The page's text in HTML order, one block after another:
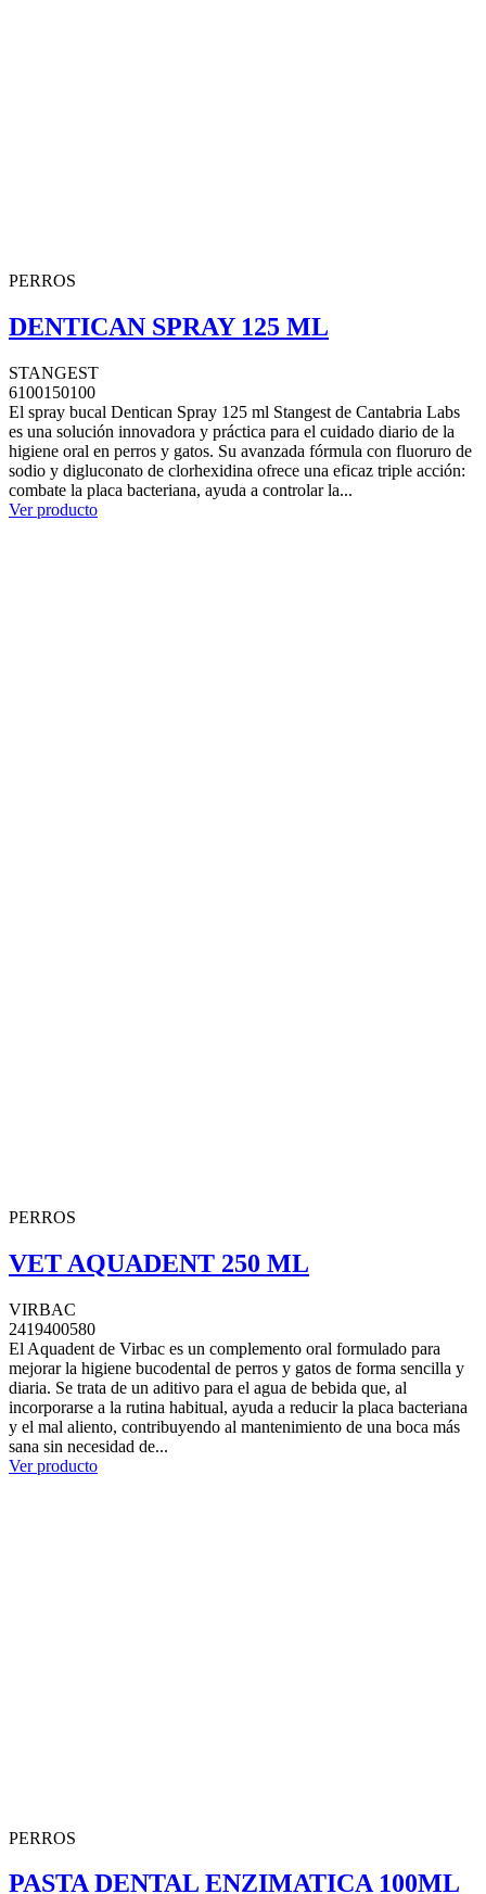
PERROS
DENTICAN SPRAY 125 ML
STANGEST
6100150100
El spray bucal Dentican Spray 125 ml Stangest de Cantabria Labs
es una solución innovadora y práctica para el cuidado diario de la
higiene oral en perros y gatos. Su avanzada fórmula con fluoruro de
sodio y digluconato de clorhexidina ofrece una eficaz triple acción:
combate la placa bacteriana, ayuda a controlar la...
Ver producto
PERROS
VET AQUADENT 250 ML
VIRBAC
2419400580
El Aquadent de Virbac es un complemento oral formulado para
mejorar la higiene bucodental de perros y gatos de forma sencilla y
diaria. Se trata de un aditivo para el agua de bebida que, al
incorporarse a la rutina habitual, ayuda a reducir la placa bacteriana
y el mal aliento, contribuyendo al mantenimiento de una boca más
sana sin necesidad de...
Ver producto
PERROS
PASTA DENTAL ENZIMATICA 100ML